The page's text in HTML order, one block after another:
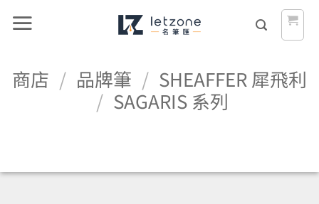
商店 / 品牌筆 / SHEAFFER 犀飛利
/ SAGARIS 系列